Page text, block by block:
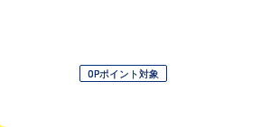
OPポイント対象